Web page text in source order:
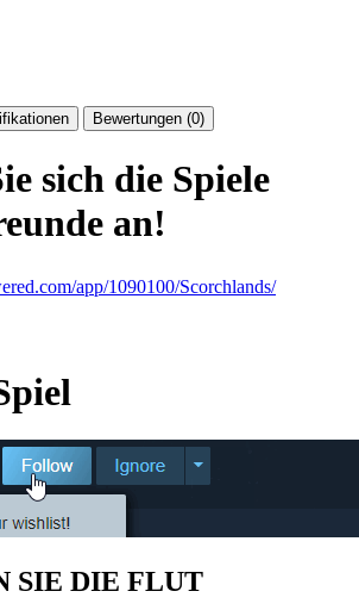
Bewertungen (0)
sich die Spiele
an!
app/1090100/Scorchlands/
SIE DIE FLUT